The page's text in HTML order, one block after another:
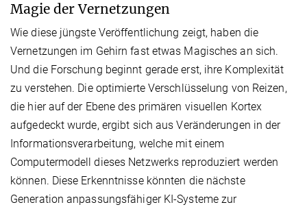
Magie der Vernetzungen
Wie diese jüngste Veröffentlichung zeigt, haben die
Vernetzungen im Gehirn fast etwas Magisches an sich.
Und die Forschung beginnt gerade erst, ihre Komplexität
zu verstehen. Die optimierte Verschlüsselung von Reizen,
die hier auf der Ebene des primären visuellen Kortex
aufgedeckt wurde, ergibt sich aus Veränderungen in der
Informationsverarbeitung, welche mit einem
Computermodell dieses Netzwerks reproduziert werden
können. Diese Erkenntnisse könnten die nächste
Generation anpassungsfähiger KI-Systeme zur